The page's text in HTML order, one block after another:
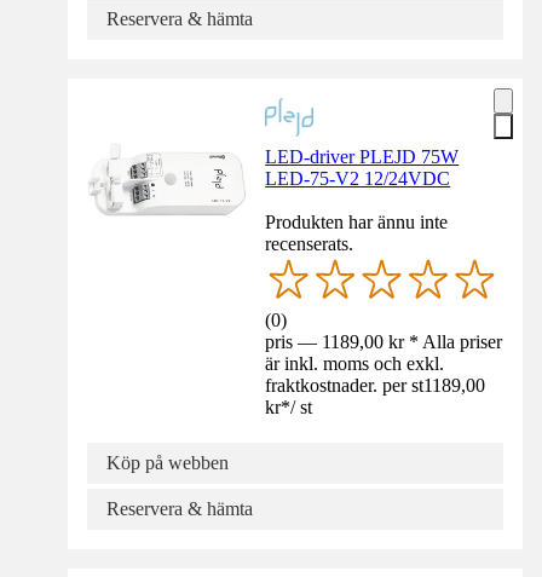
Reservera & hämta
LED-driver PLEJD 75W
LED-75-V2 12/24VDC
Produkten har ännu inte
recenserats.
(0)
pris — 1189,00 kr * Alla priser
är inkl. moms och exkl.
fraktkostnader. per st1189,00
kr*/ st
Köp på webben
Reservera & hämta